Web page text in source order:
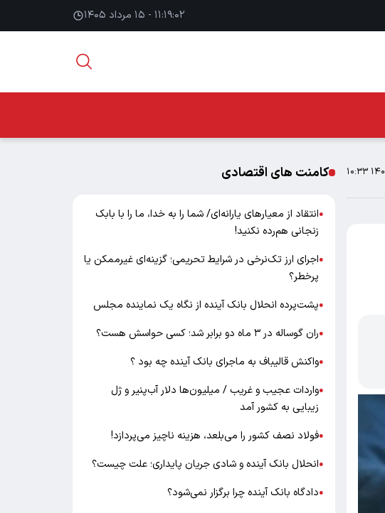
۱۱:۱۹:۰۳ - ۱۵ مرداد ۱۴۰۵
کامنت های اقتصادی
●انتقاد از معیارهای یارانه‌ای/ شما را به خدا، ما را با بابک
زنجانی هم‌رده نکنید!
●اجرای ارز تک‌نرخی در شرایط تحریمی؛ گزینه‌ای غیرممکن یا
پرخطر؟
●پشت‌پرده انحلال بانک آینده از نگاه یک نماینده مجلس
●ران گوساله در ۳ ماه دو برابر شد؛ کسی حواسش هست؟
●واکنش قالیباف به ماجرای بانک آینده چه بود ؟
●واردات عجیب و غریب / میلیون‌ها دلار آب‌پنیر و ژل
زیبایی به کشور آمد
●فولاد نصف کشور را می‌بلعد، هزینه ناچیز می‌پردازد!
●انحلال بانک آینده و شادی جریان پایداری؛ علت چیست؟
●دادگاه بانک آینده چرا برگزار نمی‌شود؟